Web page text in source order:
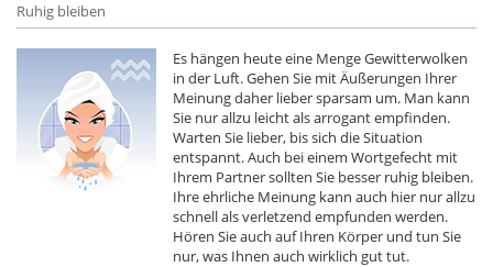
Ruhig bleiben
Es hängen heute eine Menge Gewitterwolken
in der Luft. Gehen Sie mit Äußerungen Ihrer
Meinung daher lieber sparsam um. Man kann
Sie nur allzu leicht als arrogant empfinden.
Warten Sie lieber, bis sich die Situation
entspannt. Auch bei einem Wortgefecht mit
Ihrem Partner sollten Sie besser ruhig bleiben.
Ihre ehrliche Meinung kann auch hier nur allzu
schnell als verletzend empfunden werden.
Hören Sie auch auf Ihren Körper und tun Sie
nur, was Ihnen auch wirklich gut tut.